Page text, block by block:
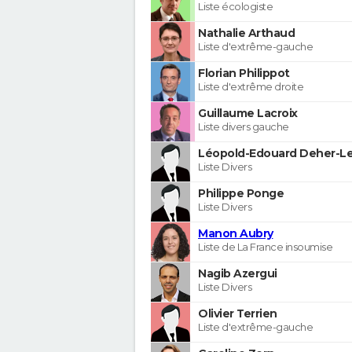
Liste écologiste
Nathalie Arthaud
Liste d'extrême-gauche
Florian Philippot
Liste d'extrême droite
Guillaume Lacroix
Liste divers gauche
Léopold-Edouard Deher-
Liste Divers
Philippe Ponge
Liste Divers
Manon Aubry
Liste de La France insoumise
Nagib Azergui
Liste Divers
Olivier Terrien
Liste d'extrême-gauche